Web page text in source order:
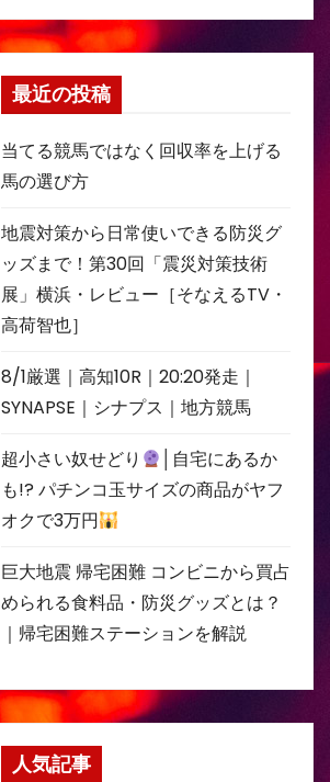
最近の投稿
当てる競馬ではなく回収率を上げる
馬の選び方
地震対策から日常使いできる防災グ
ッズまで！第30回「震災対策技術
展」横浜・レビュー［そなえるTV・
高荷智也］
8/1厳選｜高知10R｜20:20発走｜
SYNAPSE｜シナプス｜地方競馬
超小さい奴せどり
│自宅にあるか
も!? パチンコ玉サイズの商品がヤフ
オクで3万円
巨大地震 帰宅困難 コンビニから買占
められる食料品・防災グッズとは？
｜帰宅困難ステーションを解説
人気記事